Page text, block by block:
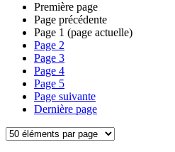
Première page
Page précédente
Page 1 (page actuelle)
Page 2
Page 3
Page 4
Page 5
Page suivante
Dernière page